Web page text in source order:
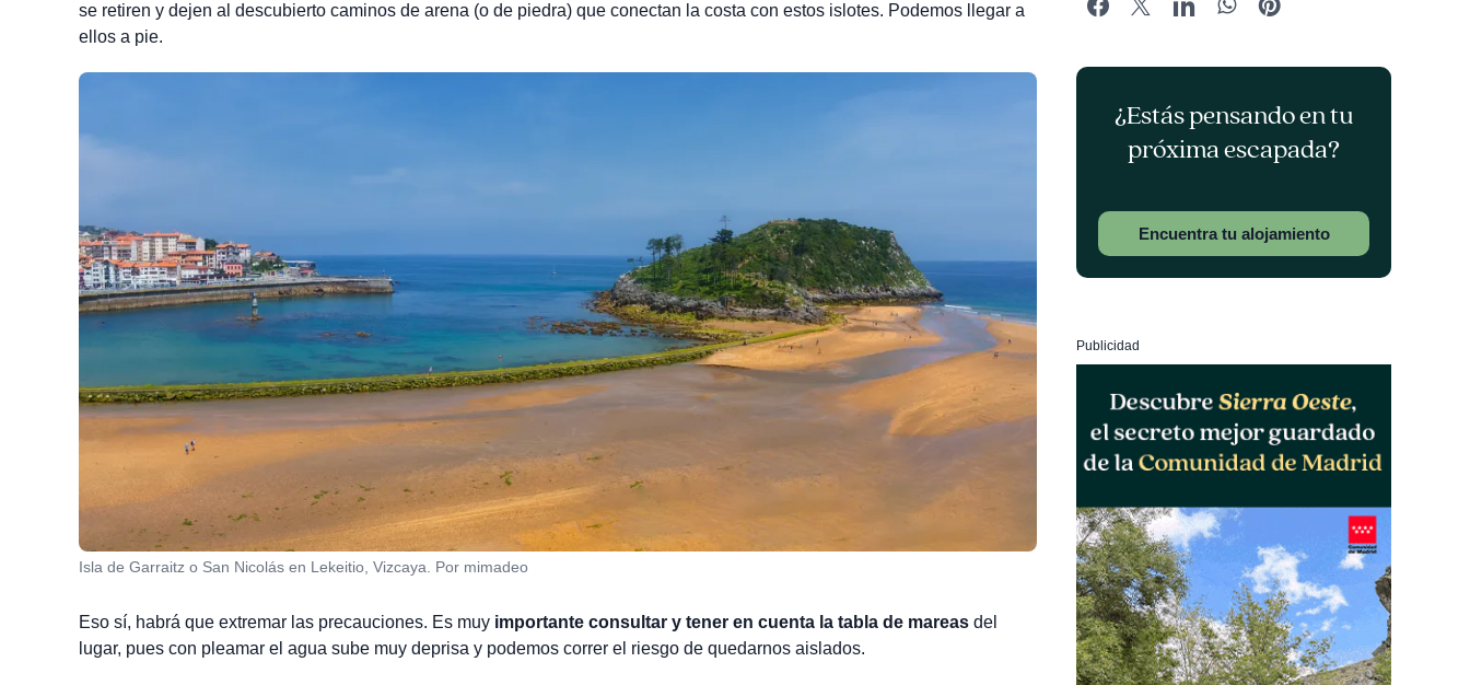
se retiren y dejen al descubierto caminos de arena (o de piedra) que conectan la costa con estos islotes. Podemos llegar a
ellos a pie.
Isla de Garraitz o San Nicolás en Lekeitio, Vizcaya. Por mimadeo
Eso sí, habrá que extremar las precauciones. Es muy importante consultar y tener en cuenta la tabla de mareasdel
lugar, pues con pleamar el agua sube muy deprisa y podemos correr el riesgo de quedarnos aislados.
¿Estás pensando en tu
próxima escapada?
Encuentra tu alojamiento
Publicidad